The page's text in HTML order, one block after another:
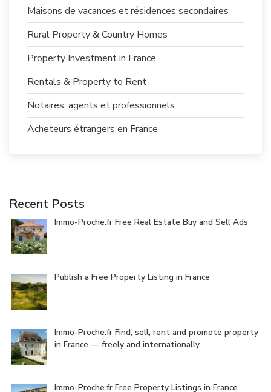
Maisons de vacances et résidences secondaires
Rural Property & Country Homes
Property Investment in France
Rentals & Property to Rent
Notaires, agents et professionnels
Acheteurs étrangers en France
Recent Posts
Immo-Proche.fr Free Real Estate Buy and Sell Ads
Publish a Free Property Listing in France
Immo-Proche.fr Find, sell, rent and promote property
in France — freely and internationally
Immo-Proche.fr Free Property Listings in France